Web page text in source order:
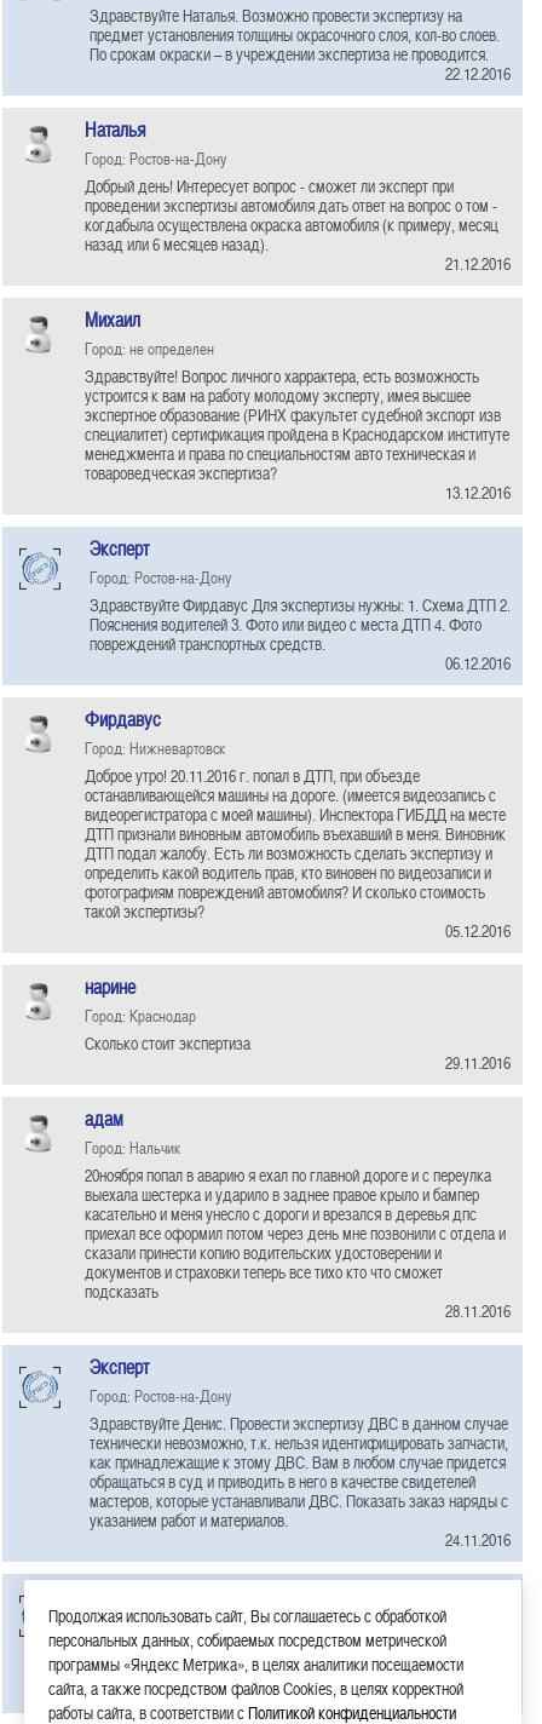
Здравствуйте Наталья. Возможно провести экспертизу на
предмет установления толщины окрасочного слоя, кол-во слоев.
По срокам окраски – в учреждении экспертиза не проводится.
22.12.2016
Наталья
Город: Ростов-на-Дону
Добрый день! Интересует вопрос - сможет ли эксперт при
проведении экспертизы автомобиля дать ответ на вопрос о том -
когдабыла осуществлена окраска автомобиля (к примеру, месяц
назад или 6 месяцев назад).
21.12.2016
Михаил
Город: не определен
Здравствуйте! Вопрос личного харрактера, есть возможность
устроится к вам на работу молодому эксперту, имея высшее
экспертное образование (РИНХ факультет судебной экспорт изв
специалитет) сертификация пройдена в Краснодарском институте
менеджмента и права по специальностям авто техническая и
товароведческая экспертиза?
13.12.2016
Эксперт
Город: Ростов-на-Дону
Здравствуйте Фирдавус Для экспертизы нужны: 1. Схема ДТП 2.
Пояснения водителей 3. Фото или видео с места ДТП 4. Фото
повреждений транспортных средств.
06.12.2016
Фирдавус
Город: Нижневартовск
Доброе утро! 20.11.2016 г. попал в ДТП, при объезде
останавливающейся машины на дороге. (имеется видеозапись с
видеорегистратора с моей машины). Инспектора ГИБДД на месте
ДТП признали виновным автомобиль въехавший в меня. Виновник
ДТП подал жалобу. Есть ли возможность сделать экспертизу и
определить какой водитель прав, кто виновен по видеозаписи и
фотографиям повреждений автомобиля? И сколько стоимость
такой экспертизы?
05.12.2016
нарине
Город: Краснодар
Сколько стоит экспертиза
29.11.2016
адам
Город: Нальчик
20ноября попал в аварию я ехал по главной дороге и с переулка
выехала шестерка и ударило в заднее правое крыло и бампер
касательно и меня унесло с дороги и врезался в деревья дпс
приехал все оформил потом через день мне позвонили с отдела и
сказали принести копию водительских удостоверении и
документов и страховки теперь все тихо кто что сможет
подсказать
28.11.2016
Эксперт
Город: Ростов-на-Дону
Здравствуйте Денис. Провести экспертизу ДВС в данном случае
технически невозможно, т.к. нельзя идентифицировать запчасти,
как принадлежащие к этому ДВС. Вам в любом случае придется
обращаться в суд и приводить в него в качестве свидетелей
мастеров, которые устанавливали ДВС. Показать заказ наряды с
указанием работ и материалов.
24.11.2016
Город: Ростов-на-Дону
Здравствуйте Майя. Мы готовы к сотрудничеству, находимся в
г.Ростове-на-Дону
22.11.2016
Продолжая использовать сайт, Вы соглашаетесь с обработкой
персональных данных, собираемых посредством метрической
программы «Яндекс Метрика», в целях аналитики посещаемости
сайта, а также посредством файлов Cookies, в целях корректной
работы сайта, в соответствии сПолитикой конфиденциальности